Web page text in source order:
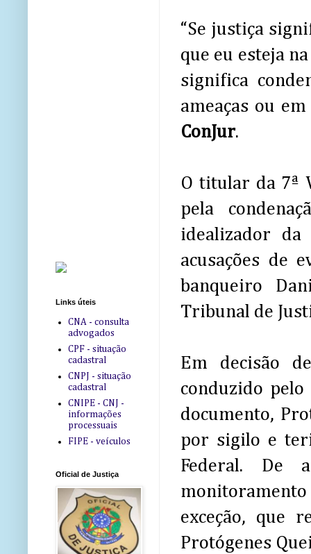
“Se justiça
que eu esteja
significa
ameaças ou
ConJur.
O titular da 7ª
pela
idealizador da
acusações de
banqueiro
Tribunal de
Em decisão
conduzido
documento,
por sigilo e
Federal. De
exceção, que
Protógenes
Links úteis
CNA - consulta
advogados
CPF - situação
cadastral
CNPJ - situação
cadastral
CNIPE - CNJ -
informações
processuais
FIPE - veículos
Oficial de Justiça